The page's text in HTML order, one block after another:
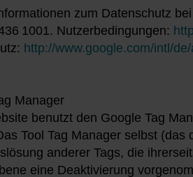
zum Datenschutz
1001. Nutzerbedingungen:
http://www.google.com/intl/
Manager
benutzt den Google Tag
Tool Tag Manager selbst
anderer Tags, die
eine Deaktivierung